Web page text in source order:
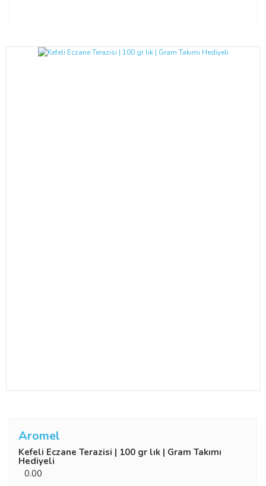
Aromel
Kefeli Eczane Terazisi | 100 gr lık | Gram Takımı
Hediyeli
0.00